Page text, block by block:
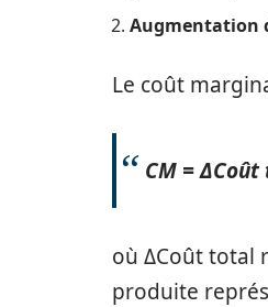
Augmentation
Le coût
CM =
où ΔCoût total
produite